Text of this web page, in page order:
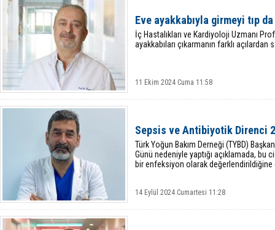
Eve ayakkabıyla girmeyi tıp
İç Hastalıkları ve Kardiyoloji Uzmanı
ayakkabıları çıkarmanın farklı açılardan
11 Ekim 2024 Cuma 11:58
Sepsis ve Antibiyotik Direnci
Türk Yoğun Bakım Derneği (TYBD)
Günü nedeniyle yaptığı açıklamada, bu
bir enfeksiyon olarak değerlendirildiğine
14 Eylül 2024 Cumartesi 11:28